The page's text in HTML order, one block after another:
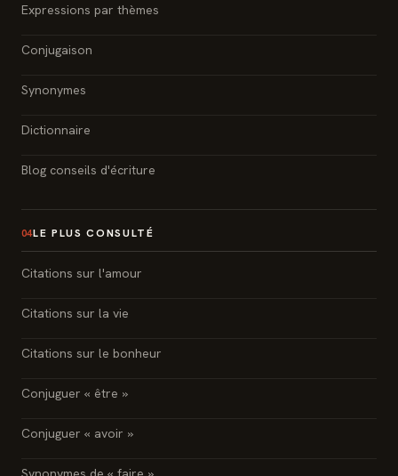
Expressions par thèmes
Conjugaison
Synonymes
Dictionnaire
Blog conseils d'écriture
04LE PLUS CONSULTÉ
Citations sur l'amour
Citations sur la vie
Citations sur le bonheur
Conjuguer « être »
Conjuguer « avoir »